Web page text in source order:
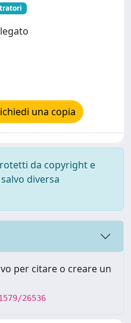
una copia
da copyright e
diversa
per citare o creare un
26536